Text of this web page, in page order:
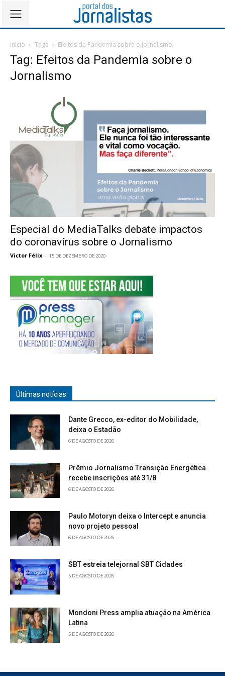
Início Tags Efeitos da Pandemia sobre o Jornalismo
Tag: Efeitos da Pandemia sobre o
Jornalismo
Especial do MediaTalks debate impactos
do coronavírus sobre o Jornalismo
Victor Félix - 15 DE DEZEMBRO DE 2020
Últimas notícias
Dante Grecco, ex-editor do Mobilidade,
deixa o Estadão
6 DE AGOSTO DE 2026
Prêmio Jornalismo Transição Energética
recebe inscrições até 31/8
6 DE AGOSTO DE 2026
Paulo Motoryn deixa o Intercept e anuncia
novo projeto pessoal
6 DE AGOSTO DE 2026
SBT estreia telejornal SBT Cidades
5 DE AGOSTO DE 2026
Mondoni Press amplia atuação na América
Latina
5 DE AGOSTO DE 2026